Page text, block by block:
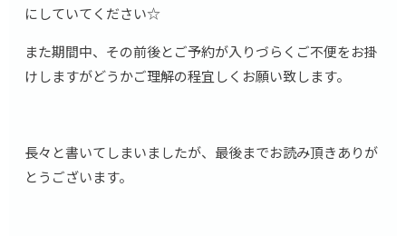
にしていてください☆
また期間中、その前後とご予約が入りづらくご不便をお掛
けしますがどうかご理解の程宜しくお願い致します。
長々と書いてしまいましたが、最後までお読み頂きありが
とうございます。